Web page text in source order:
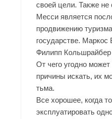
своей цели. Также не
Месси является
продвижению
государстве. Маркос
Филипп Кольшрайбер
От чего угодно
причины искать, их
тьма.
Все хорошее, когда
эксплуатировать